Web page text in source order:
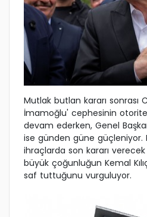
Mutlak butlan kararı sonrası
İmamoğlu' cephesinin
devam ederken, Genel
ise günden güne güçleniyor.
ihraçlarda son kararı
büyük çoğunluğun Kemal
saf tuttuğunu vurguluyor.